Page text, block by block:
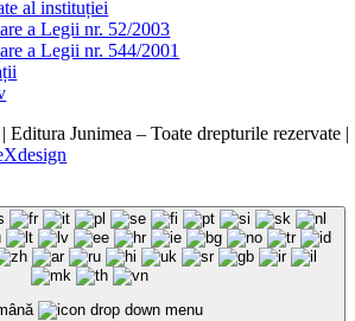
al instituției
a Legii nr. 52/2003
a Legii nr. 544/2001
Editura Junimea – Toate drepturile rezervate |